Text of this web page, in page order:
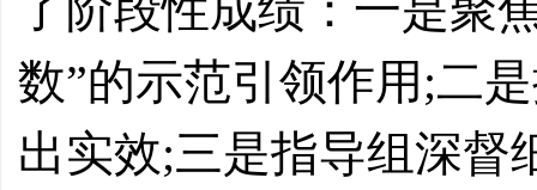
数”的示范引领作用;二
出实效;三是指导组深督